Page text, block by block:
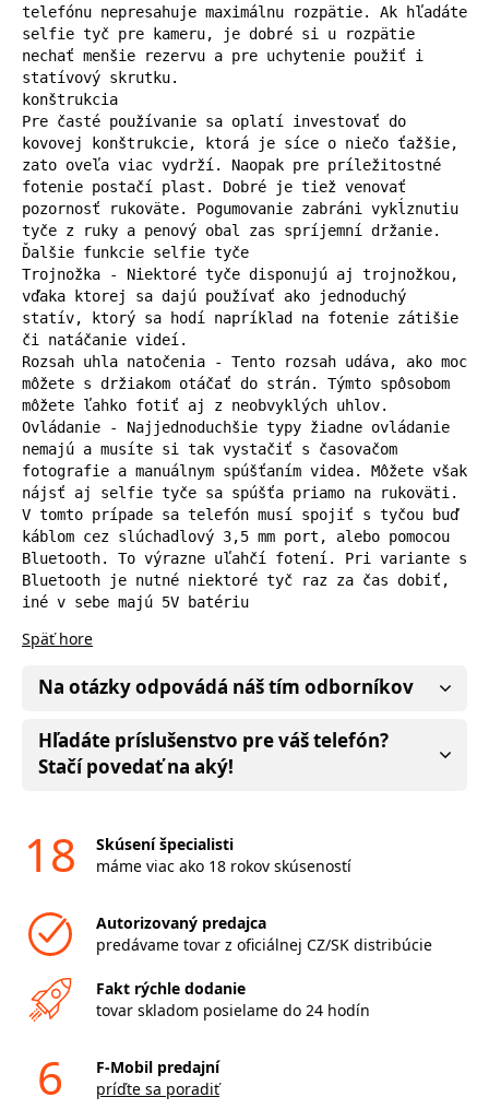
telefónu nepresahuje maximálnu rozpätie. Ak hľadáte
selfie tyč pre kameru, je dobré si u rozpätie
nechať menšie rezervu a pre uchytenie použiť i
statívový skrutku.
konštrukcia
Pre časté používanie sa oplatí investovať do
kovovej konštrukcie, ktorá je síce o niečo ťažšie,
zato oveľa viac vydrží. Naopak pre príležitostné
fotenie postačí plast. Dobré je tiež venovať
pozornosť rukoväte. Pogumovanie zabráni vykĺznutiu
tyče z ruky a penový obal zas spríjemní držanie.
Ďalšie funkcie selfie tyče
Trojnožka - Niektoré tyče disponujú aj trojnožkou,
vďaka ktorej sa dajú používať ako jednoduchý
statív, ktorý sa hodí napríklad na fotenie zátišie
či natáčanie videí.
Rozsah uhla natočenia - Tento rozsah udáva, ako moc
môžete s držiakom otáčať do strán. Týmto spôsobom
môžete ľahko fotiť aj z neobvyklých uhlov.
Ovládanie - Najjednoduchšie typy žiadne ovládanie
nemajú a musíte si tak vystačiť s časovačom
fotografie a manuálnym spúšťaním videa. Môžete však
nájsť aj selfie tyče sa spúšťa priamo na rukoväti.
V tomto prípade sa telefón musí spojiť s tyčou buď
káblom cez slúchadlový 3,5 mm port, alebo pomocou
Bluetooth. To výrazne uľahčí fotení. Pri variante s
Bluetooth je nutné niektoré tyč raz za čas dobiť,
iné v sebe majú 5V batériu
Späť hore
Na otázky odpovádá náš tím odborníkov
Hľadáte príslušenstvo pre váš telefón?
Stačí povedať na aký!
18
Skúsení špecialisti
máme viac ako 18 rokov skúseností
Autorizovaný predajca
predávame tovar z oficiálnej CZ/SK distribúcie
Fakt rýchle dodanie
tovar skladom posielame do 24 hodín
6
F-Mobil predajní
príďte sa poradiť